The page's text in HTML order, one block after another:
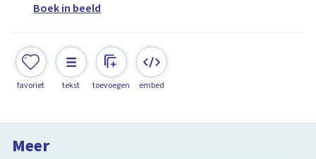
Boek in beeld
favoriet tekst toevoegen embed
Meer